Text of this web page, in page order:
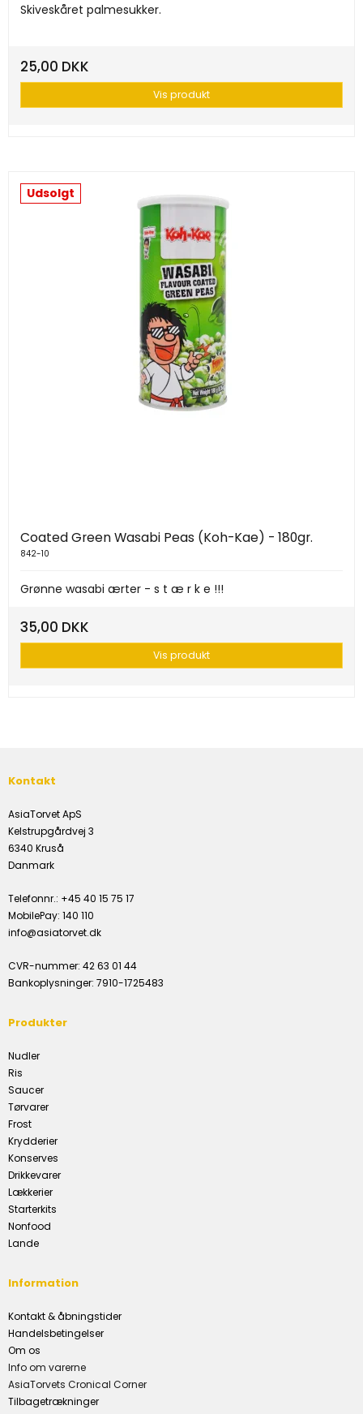
Skiveskåret palmesukker.
25,00 DKK
Vis produkt
Udsolgt
Coated Green Wasabi Peas (Koh-Kae) - 180gr.
842-10
Grønne wasabi ærter - s t æ r k e !!!
35,00 DKK
Vis produkt
Kontakt
AsiaTorvet ApS
Kelstrupgårdvej 3
6340 Kruså
Danmark
Telefonnr.: +45 40 15 75 17
MobilePay: 140 110
info@asiatorvet.dk
CVR-nummer: 42 63 01 44
Bankoplysninger: 7910-1725483
Produkter
Nudler
Ris
Saucer
Tørvarer
Frost
Krydderier
Konserves
Drikkevarer
Lækkerier
Starterkits
Nonfood
Lande
Information
Kontakt & åbningstider
Handelsbetingelser
Om os
Info om varerne
AsiaTorvets Cronical Corner
Tilbagetrækninger